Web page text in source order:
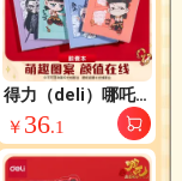
￥ 36.1
得力（deli）哪吒笔
记本记事本学生胶套
本32K72张4本NZ20
6